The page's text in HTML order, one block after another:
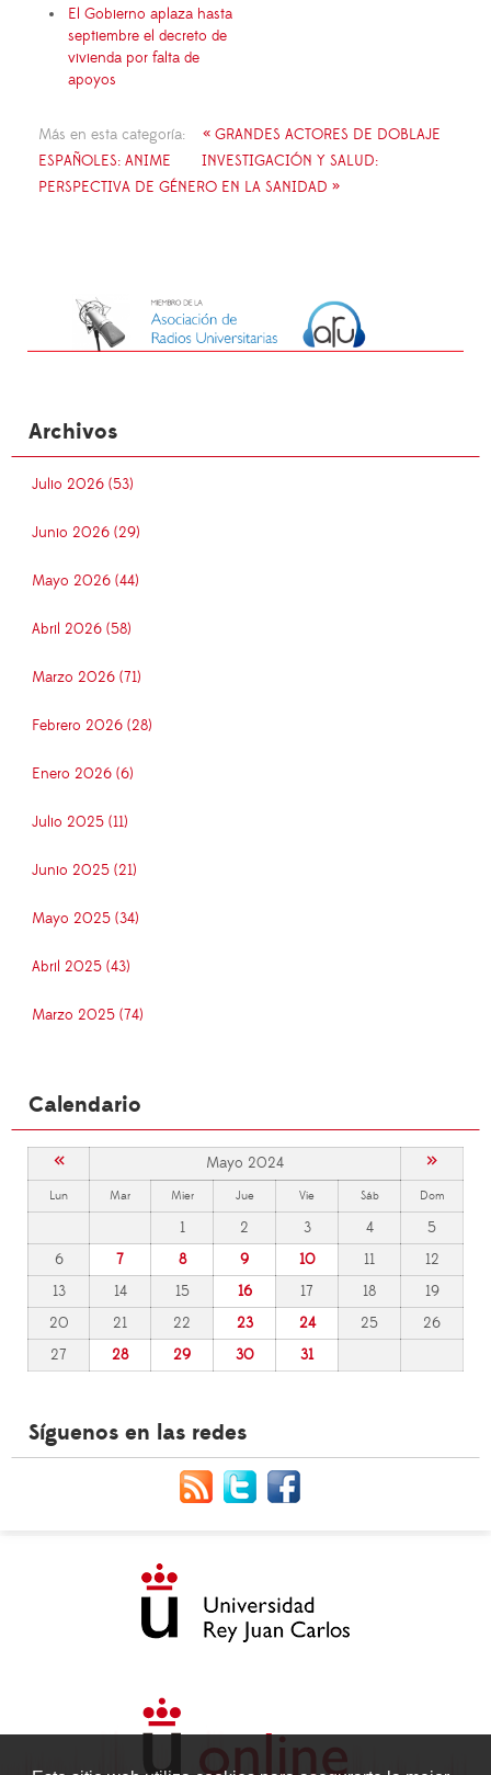
El Gobierno aplaza hasta
septiembre el decreto de
vivienda por falta de
apoyos
Más en esta categoría:
« GRANDES ACTORES DE DOBLAJE
ESPAÑOLES: ANIME
INVESTIGACIÓN Y SALUD:
PERSPECTIVA DE GÉNERO EN LA SANIDAD »
Archivos
Julio 2026 (53)
Junio 2026 (29)
Mayo 2026 (44)
Abril 2026 (58)
Marzo 2026 (71)
Febrero 2026 (28)
Enero 2026 (6)
Julio 2025 (11)
Junio 2025 (21)
Mayo 2025 (34)
Abril 2025 (43)
Marzo 2025 (74)
Calendario
« Mayo 2024 »
Lun Mar Mier Jue Vie Sáb Dom
1 2 3 4
5
6
7 8 9 10 11
12
13
14 15 16 17 18
19
20
21 22 23 24 25
26
27
28 29 30 31
Síguenos en las redes